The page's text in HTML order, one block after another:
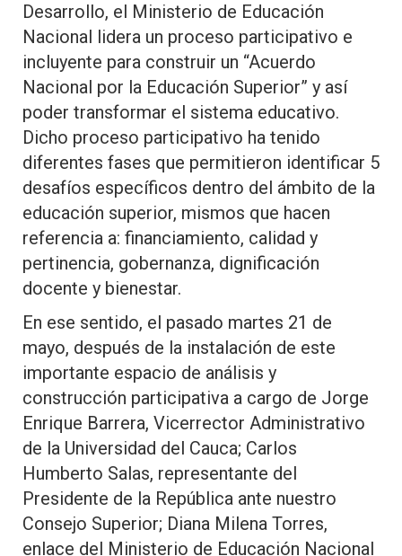
Desarrollo, el Ministerio de Educación
Nacional lidera un proceso participativo e
incluyente para construir un “Acuerdo
Nacional por la Educación Superior” y así
poder transformar el sistema educativo.
Dicho proceso participativo ha tenido
diferentes fases que permitieron identificar 5
desafíos específicos dentro del ámbito de la
educación superior, mismos que hacen
referencia a: financiamiento, calidad y
pertinencia, gobernanza, dignificación
docente y bienestar.
En ese sentido, el pasado martes 21 de
mayo, después de la instalación de este
importante espacio de análisis y
construcción participativa a cargo de Jorge
Enrique Barrera, Vicerrector Administrativo
de la Universidad del Cauca; Carlos
Humberto Salas, representante del
Presidente de la República ante nuestro
Consejo Superior; Diana Milena Torres,
enlace del Ministerio de Educación Nacional